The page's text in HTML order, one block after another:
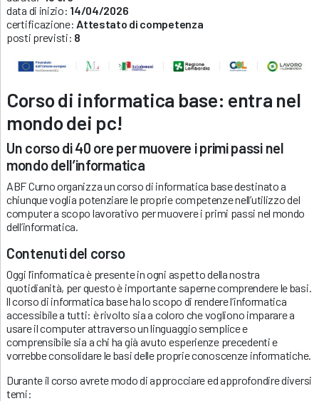
data di inizio: 14/04/2026
certificazione: Attestato di competenza
posti previsti: 8
Corso di informatica base: entra nel
mondo dei pc!
Un corso di 40 ore per muovere i primi passi nel
mondo dell’informatica
ABF Curno organizza un corso di informatica base destinato a
chiunque voglia potenziare le proprie competenze nell’utilizzo del
computer a scopo lavorativo per muovere i primi passi nel mondo
dell’informatica.
Contenuti del corso
Oggi l’informatica è presente in ogni aspetto della nostra
quotidianità, per questo è importante saperne comprendere le basi.
ll corso di informatica base ha lo scopo di rendere l’informatica
accessibile a tutti: è rivolto sia a coloro che vogliono imparare a
usare il computer attraverso un linguaggio semplice e
comprensibile sia a chi ha già avuto esperienze precedenti e
vorrebbe consolidare le basi delle proprie conoscenze informatiche.
Durante il corso avrete modo di approcciare ed approfondire diversi
temi: